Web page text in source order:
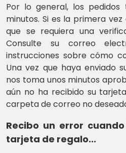
Por lo general, los
minutos. Si es la primera
que se requiera una
Consulte su correo
instrucciones sobre cómo
Una vez que haya enviado
nos toma unos minutos
aún no ha recibido su
carpeta de correo no
Recibo un error
tarjeta de regalo...